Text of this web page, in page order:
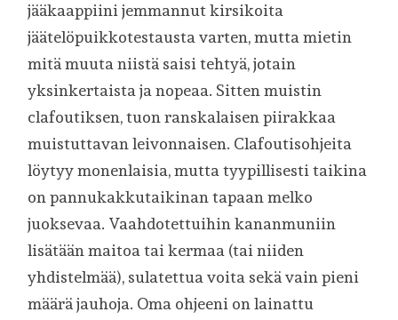
jääkaappiini jemmannut kirsikoita
jäätelöpuikkotestausta varten, mutta mietin
mitä muuta niistä saisi tehtyä, jotain
yksinkertaista ja nopeaa. Sitten muistin
clafoutiksen, tuon ranskalaisen piirakkaa
muistuttavan leivonnaisen. Clafoutisohjeita
löytyy monenlaisia, mutta tyypillisesti taikina
on pannukakkutaikinan tapaan melko
juoksevaa. Vaahdotettuihin kananmuniin
lisätään maitoa tai kermaa (tai niiden
yhdistelmää), sulatettua voita sekä vain pieni
määrä jauhoja. Oma ohjeeni on lainattu